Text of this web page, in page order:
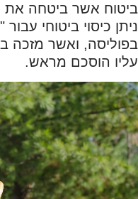
ביטוח אשר ביטחה את
ניתן כיסוי ביטוחי
בפוליסה, ואשר מזכה
עליו הוסכם מראש.